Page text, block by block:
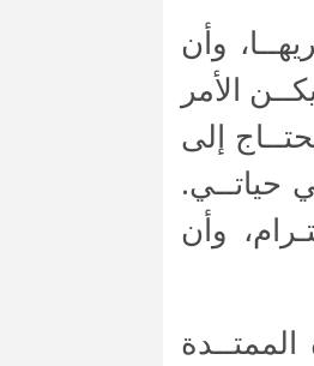
وأن
الأمر
إلى
حياتــي.
وأن